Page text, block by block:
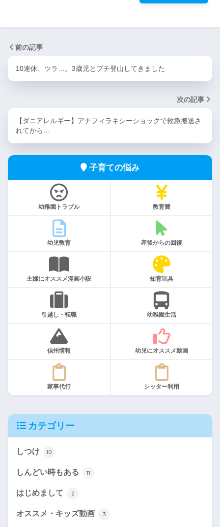
前の記事
10連休、ツラ…。3歳児とプチ登山してきました
次の記事
【ダニアレルギー】アナフィラキシーショックで救急搬送さ
れてから…
子育ての悩み
幼稚園トラブル 教育費
幼児教育 産後からの回復
主婦にオススメ漫画小説 知育玩具
引越し・転職 幼稚園生活
信州情報 幼児にオススメ動画
家事代行 シッター利用
カテゴリー
しつけ 10
しんどい時もある 11
はじめまして 2
オススメ・キッズ動画 3